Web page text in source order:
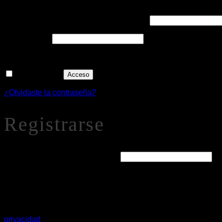
Acceso
¿Olvidaste la contraseña?
Registrarse
privacidad